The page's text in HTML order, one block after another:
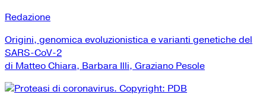
Redazione
Origini, genomica evoluzionistica e varianti genetiche del
SARS-CoV-2
di Matteo Chiara, Barbara Illi, Graziano Pesole